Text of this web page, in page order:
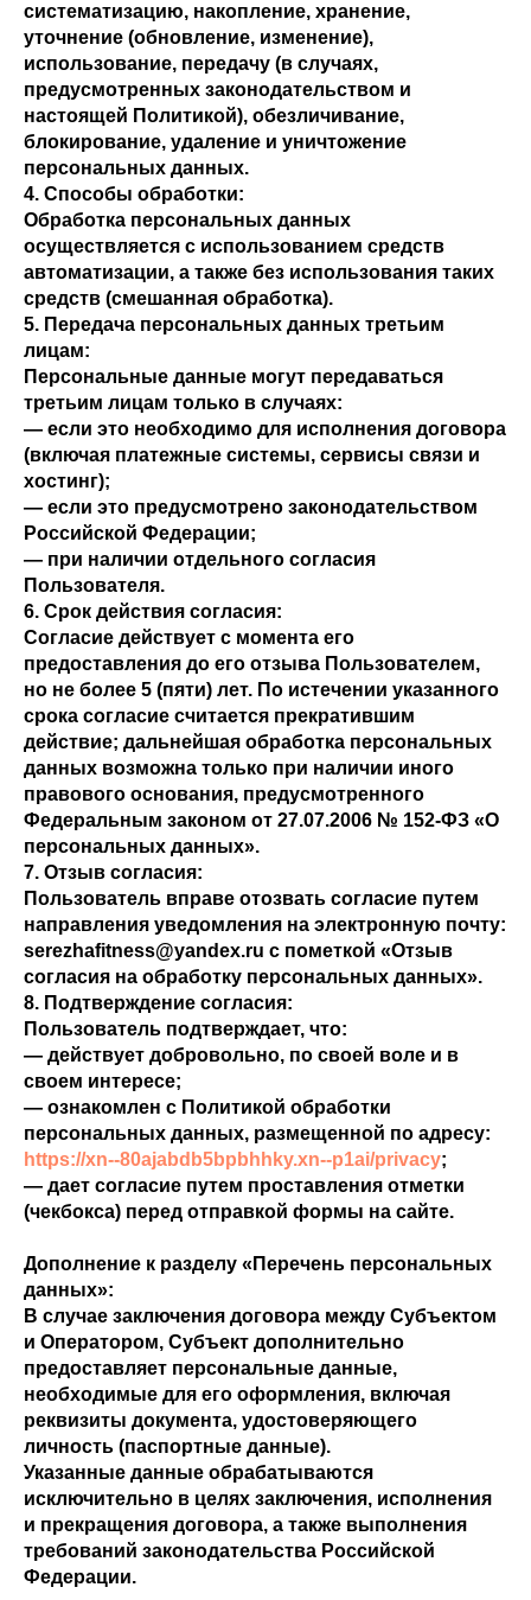
систематизацию, накопление, хранение,
уточнение (обновление, изменение),
использование, передачу (в случаях,
предусмотренных законодательством и
настоящей Политикой), обезличивание,
блокирование, удаление и уничтожение
персональных данных.
4. Способы обработки:
Обработка персональных данных
осуществляется с использованием средств
автоматизации, а также без использования таких
средств (смешанная обработка).
5. Передача персональных данных третьим
лицам:
Персональные данные могут передаваться
третьим лицам только в случаях:
— если это необходимо для исполнения договора
(включая платежные системы, сервисы связи и
хостинг);
— если это предусмотрено законодательством
Российской Федерации;
— при наличии отдельного согласия
Пользователя.
6. Срок действия согласия:
Согласие действует с момента его
предоставления до его отзыва Пользователем,
но не более 5 (пяти) лет. По истечении указанного
срока согласие считается прекратившим
действие; дальнейшая обработка персональных
данных возможна только при наличии иного
правового основания, предусмотренного
Федеральным законом от 27.07.2006 № 152-ФЗ «О
персональных данных».
7. Отзыв согласия:
Пользователь вправе отозвать согласие путем
направления уведомления на электронную почту:
serezhafitness@yandex.ru с пометкой «Отзыв
согласия на обработку персональных данных».
8. Подтверждение согласия:
Пользователь подтверждает, что:
— действует добровольно, по своей воле и в
своем интересе;
— ознакомлен с Политикой обработки
персональных данных, размещенной по адресу:
https://xn--80ajabdb5bpbhhky.xn--p1ai/privacy;
— дает согласие путем проставления отметки
(чекбокса) перед отправкой формы на сайте.
Дополнение к разделу «Перечень персональных
данных»:
В случае заключения договора между Субъектом
и Оператором, Субъект дополнительно
предоставляет персональные данные,
необходимые для его оформления, включая
реквизиты документа, удостоверяющего
личность (паспортные данные).
Указанные данные обрабатываются
исключительно в целях заключения, исполнения
и прекращения договора, а также выполнения
требований законодательства Российской
Федерации.